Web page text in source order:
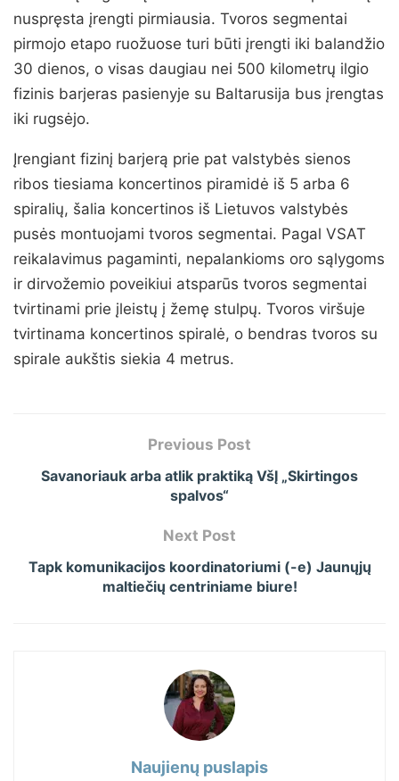
nuspręsta įrengti pirmiausia. Tvoros segmentai
pirmojo etapo ruožuose turi būti įrengti iki balandžio
30 dienos, o visas daugiau nei 500 kilometrų ilgio
fizinis barjeras pasienyje su Baltarusija bus įrengtas
iki rugsėjo.
Įrengiant fizinį barjerą prie pat valstybės sienos
ribos tiesiama koncertinos piramidė iš 5 arba 6
spiralių, šalia koncertinos iš Lietuvos valstybės
pusės montuojami tvoros segmentai. Pagal VSAT
reikalavimus pagaminti, nepalankioms oro sąlygoms
ir dirvožemio poveikiui atsparūs tvoros segmentai
tvirtinami prie įleistų į žemę stulpų. Tvoros viršuje
tvirtinama koncertinos spiralė, o bendras tvoros su
spirale aukštis siekia 4 metrus.
Previous Post
Savanoriauk arba atlik praktiką VšĮ „Skirtingos
spalvos“
Next Post
Tapk komunikacijos koordinatoriumi (-e) Jaunųjų
maltiečių centriniame biure!
Naujienų puslapis